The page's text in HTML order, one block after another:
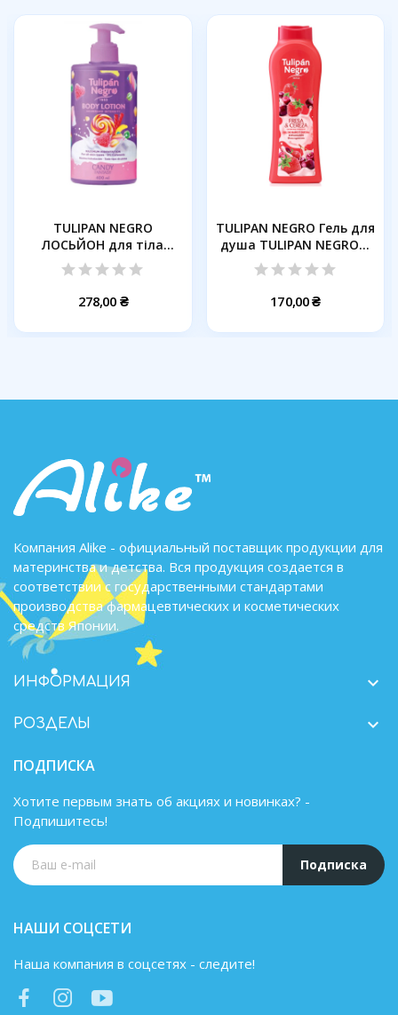
TULIPAN NEGRO
ЛОСЬЙОН для тіла
СОЛОДКІ...
278,00 ₴
TULIPAN NEGRO Гель для
душа TULIPAN NEGRO...
170,00 ₴
Компания Alike - официальный поставщик продукции для
материнства и детства. Вся продукция создается в
соответствии с государственными стандартами
производства фармацевтических и косметических
средств Японии.
ИНФОРМАЦИЯ 
РОЗДЕЛЫ 
ПОДПИСКА
Хотите первым знать об акциях и новинках? -
Подпишитесь!
Подписка
НАШИ СОЦСЕТИ
Наша компания в соцсетях - следите!